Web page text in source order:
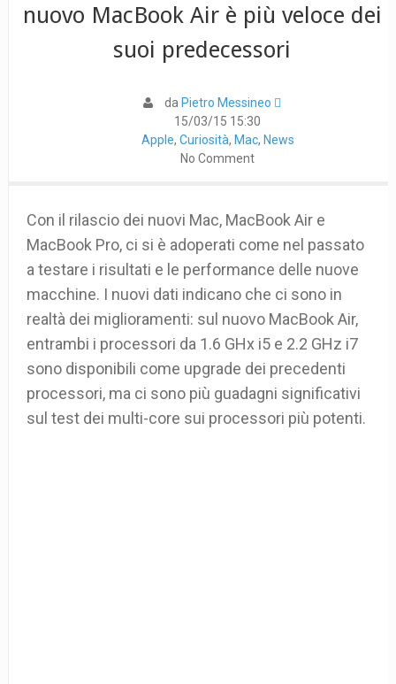
nuovo MacBook Air è più veloce dei
suoi predecessori
da Pietro Messineo 
15/03/15 15:30
Apple, Curiosità, Mac, News
No Comment
Con il rilascio dei nuovi Mac, MacBook Air e
MacBook Pro, ci si è adoperati come nel passato
a testare i risultati e le performance delle nuove
macchine. I nuovi dati indicano che ci sono in
realtà dei miglioramenti: sul nuovo MacBook Air,
entrambi i processori da 1.6 GHx i5 e 2.2 GHz i7
sono disponibili come upgrade dei precedenti
processori, ma ci sono più guadagni significativi
sul test dei multi-core sui processori più potenti.